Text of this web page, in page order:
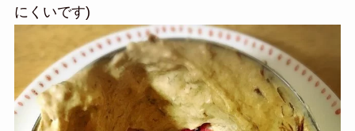
にくいです)